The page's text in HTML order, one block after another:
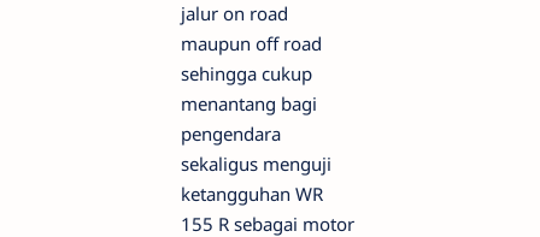
jalur on road
maupun off road
sehingga cukup
menantang bagi
pengendara
sekaligus menguji
ketangguhan WR
155 R sebagai motor